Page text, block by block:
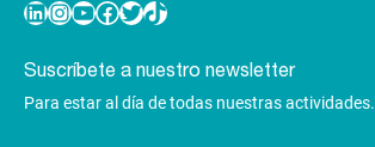
Linkedin Instagram YouTube Facebook Twitter TikTok
Suscríbete a nuestro newsletter
Para estar al día de todas nuestras actividades.